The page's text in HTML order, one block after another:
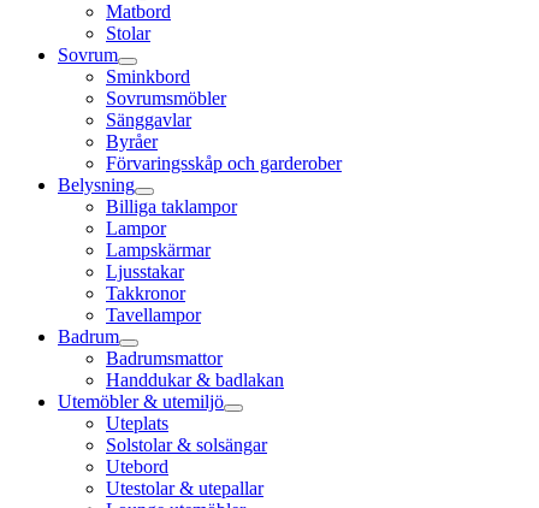
Matbord
Stolar
Sovrum
Sminkbord
Sovrumsmöbler
Sänggavlar
Byråer
Förvaringsskåp och garderober
Belysning
Billiga taklampor
Lampor
Lampskärmar
Ljusstakar
Takkronor
Tavellampor
Badrum
Badrumsmattor
Handdukar & badlakan
Utemöbler & utemiljö
Uteplats
Solstolar & solsängar
Utebord
Utestolar & utepallar